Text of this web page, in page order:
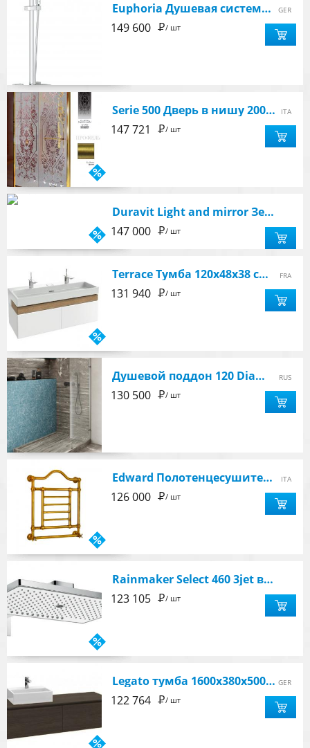
Euphoria Душевая система с однорычажным смесителем настенного монтажа, хром GER
149 600 Р/ шт
Serie 500 Дверь в нишу 200 см(198-200х195), стекло Art Deco матовое с прозрачным декором,цвет бронза ITA
147 721 Р/ шт
Duravit Light and mirror Зеркальный шкафчик 81x14,8x76 cм
147 000 Р/ шт
Terrace Тумба 120х48х38 см, белый/дерево, без раковины, был EB1188-HU FRA
131 940 Р/ шт
Душевой поддон 120 Diamond RUS
130 500 Р/ шт
Edward Полотенцесушитель водяной 700х600 см, золото ITA
126 000 Р/ шт
Rainmaker Select 460 3jet верхний душ с держателем 450 мм, хром/стекло белое
123 105 Р/ шт
Legato тумба 1600x380x500 цвет Oak Graphite GER
122 764 Р/ шт